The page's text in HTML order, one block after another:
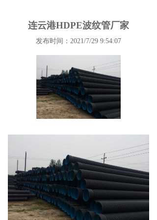
连云港HDPE波纹管厂家
发布时间：2021/7/29 9:54:07